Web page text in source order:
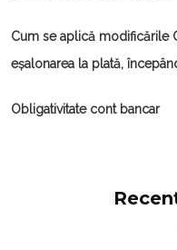
Cum se aplică modificările
eșalonarea la plată,
Obligativitate cont bancar